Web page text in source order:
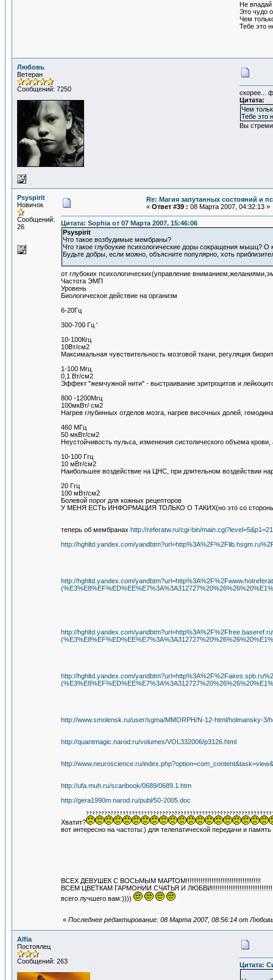
Не впадай
Это чудо
Чем
Тебе это
Любовь
Ветеран
Сообщений: 7250
скорее...
Цитата:
Чем
Тебе это
Вы
Psyspirit
Новичок
Сообщений:
26
Re: Магия запутанных состояний и
« Ответ #39 : 08 Марта 2007, 04:32:13 »
Цитата: Sophia от 07 Марта 2007, 15:46:06
Psyspirit
Что такое возбудимые мембраны?
Что такое глубоукие психологические доры сокращения мышц? О
Будьте добры, если можно, объясните популярно, хоть
от глубоких психологических(управление
Частота ЭМП
Уровень
Биологическое действие на организм
6-20Гц
300-700 Гц '
10-100Кгц
10Вт/см2
Максимальная чувствительность мозговой ткани, регуляция
1-100 Мгц
0,1 Вт/см2
Эффект "жемчужной нити" - выстраивание эритроцитов и
800 -1200Мгц
100мкВт/ см2
Нагрев глубинных отделов мозга, нагрев височных долей,
460 МГц
50 мкВт/см2
Неустойчивость пульса, изменения систолического объема
10-100 Ггц
10 мВт/см2
Наибольшее воздействие на ЦНС, при длительном воздействии
20 Ггц
100 мВт/см2
Болевой порог для кожных рецепторов
У МЕНЯ ЕСТЬ ИНФОРМАЦИЯ ТОЛЬКО О ТАКИХ(но это со стороны и
теперь об мембранах http://referatw.ru/cgi-bin/
http://hghltd.yandex.com/
http://hghltd.yandex.com/
http://hghltd.yandex.com/
http://hghltd.yandex.com/
http://www.smolensk.ru/user/sgma/MMORPH/N-12-html/holmansky-3/
http://quantmagic.narod.ru/volumes/VOL332006/p3126.html
http://www.neuroscience.ru/
http://ufa.muh.ru/scanbook/0689/0689.1.htm
http://gera1990m.narod.ru/publ/50-2005.doc
Хватит?
вот интересно на частоты:) для телепатической передачи и
ВСЕХ ДЕВУШЕК С ВОСЬМЫМ МАРТОМ!!!!!!!!!!!!!!!!!!!!!!!!!!!!!!!!!!!!!!!!!
ВСЕМ ЦВЕТКАМ ГАРМОНИИ СЧАТЬЯ И
всего лучшего вам:))))
« Последнее редактирование: 08 Марта 2007, 08:56:14 от
Alfia
Постоялец
Сообщений: 263
Цитата: